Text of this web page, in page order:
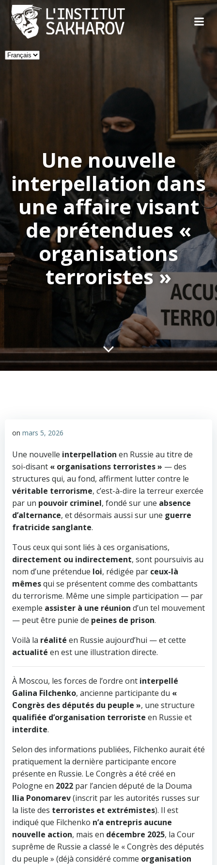
to
content
Choisir
Une nouvelle
interpellation dans
une affaire visant
de prétendues «
organisations
terroristes »
on mars 5, 2026
Une nouvelle interpellation en Russie au titre de
soi-disant « organisations terroristes » — des
structures qui, au fond, affirment lutter contre le
véritable terrorisme, c’est-à-dire la terreur exercée
par un pouvoir criminel, fondé sur une absence
d’alternance, et désormais aussi sur une guerre
fratricide sanglante.
Tous ceux qui sont liés à ces organisations,
directement ou indirectement, sont poursuivis au
nom d’une prétendue loi, rédigée par ceux-là
mêmesqui se présentent comme des combattants
du terrorisme. Même une simple participation — par
exemple assister à une réunion d’un tel mouvement
— peut être punie de peines de prison.
Voilà la réalité en Russie aujourd’hui — et cette
actualité en est une illustration directe.
À Moscou, les forces de l’ordre ont interpellé
Galina Filchenko, ancienne participante du «
Congrès des députés du peuple », une structure
qualifiée d’organisation terroriste en Russie et
interdite.
Selon des informations publiées, Filchenko aurait été
pratiquement la dernière participante encore
présente en Russie. Le Congrès a été créé en
Pologne en 2022 par l’ancien député de la Douma
Ilia Ponomarev(inscrit par les autorités russes sur
la liste des terroristes et extrémistes). Il est
indiqué que Filchenko n’a entrepris aucune
nouvelle action, mais en décembre 2025, la Cour
suprême de Russie a classé le « Congrès des députés
du peuple » (déjà considéré comme organisation